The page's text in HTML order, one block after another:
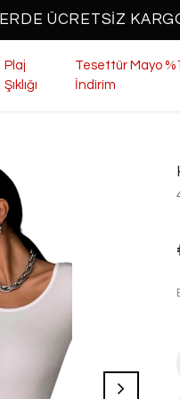
ÜCRETSİZ
Plaj
Şıklığı
Tesettür Mayo
İndirim